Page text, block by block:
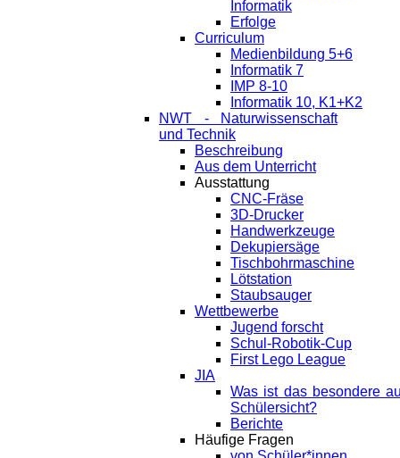
Informatik
Erfolge
Curriculum
Medienbildung 5+6
Informatik 7
IMP 8-10
Informatik 10, K1+K2
NWT - Naturwissenschaft
und Technik
Beschreibung
Aus dem Unterricht
Ausstattung
CNC-Fräse
3D-Drucker
Handwerkzeuge
Dekupiersäge
Tischbohrmaschine
Lötstation
Staubsauger
Wettbewerbe
Jugend forscht
Schul-Robotik-Cup
First Lego League
JIA
Was ist das besondere
Schülersicht?
Berichte
Häufige Fragen